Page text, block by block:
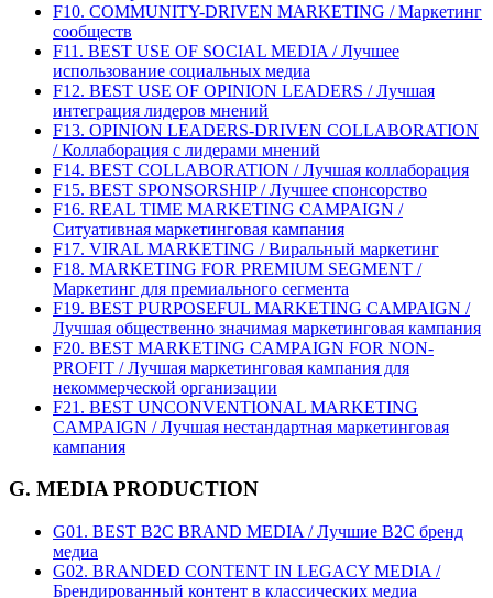
F10. COMMUNITY-DRIVEN MARKETING / Маркетинг
сообществ
F11. BEST USE OF SOCIAL MEDIA / Лучшее
использование социальных медиа
F12. BEST USE OF OPINION LEADERS / Лучшая
интеграция лидеров мнений
F13. OPINION LEADERS-DRIVEN COLLABORATION
/ Коллаборация с лидерами мнений
F14. BEST COLLABORATION / Лучшая коллаборация
F15. BEST SPONSORSHIP / Лучшее спонсорство
F16. REAL TIME MARKETING CAMPAIGN /
Ситуативная маркетинговая кампания
F17. VIRAL MARKETING / Виральный маркетинг
F18. MARKETING FOR PREMIUM SEGMENT /
Маркетинг для премиального сегмента
F19. BEST PURPOSEFUL MARKETING CAMPAIGN /
Лучшая общественно значимая маркетинговая кампания
F20. BEST MARKETING CAMPAIGN FOR NON-
PROFIT / Лучшая маркетинговая кампания для
некоммерческой организации
F21. BEST UNCONVENTIONAL MARKETING
CAMPAIGN / Лучшая нестандартная маркетинговая
кампания
G. MEDIA PRODUCTION
G01. BEST B2C BRAND MEDIA / Лучшие B2C бренд
медиа
G02. BRANDED CONTENT IN LEGACY MEDIA /
Брендированный контент в классических медиа